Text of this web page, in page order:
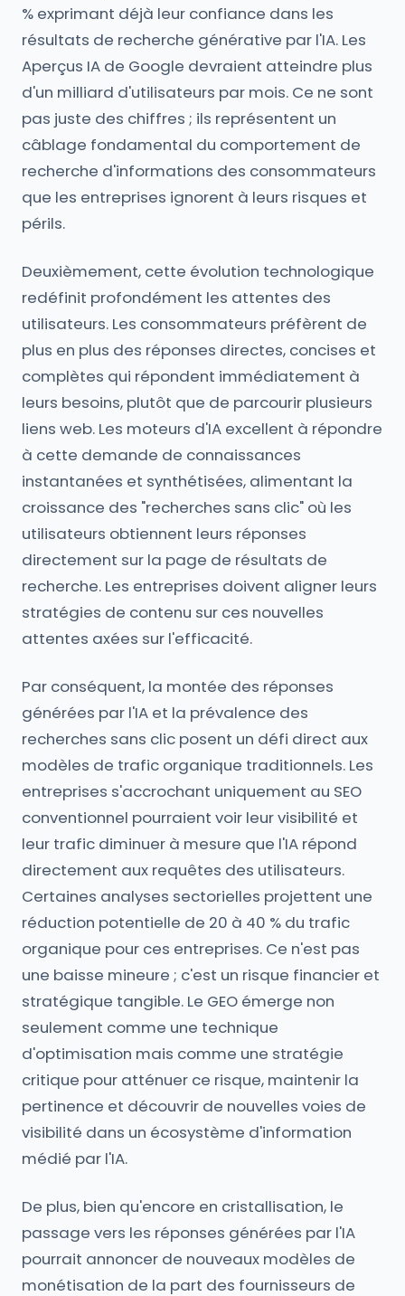
% exprimant déjà leur confiance dans les
résultats de recherche générative par l'IA. Les
Aperçus IA de Google devraient atteindre plus
d'un milliard d'utilisateurs par mois. Ce ne sont
pas juste des chiffres ; ils représentent un
câblage fondamental du comportement de
recherche d'informations des consommateurs
que les entreprises ignorent à leurs risques et
périls.
Deuxièmement, cette évolution technologique
redéfinit profondément les attentes des
utilisateurs. Les consommateurs préfèrent de
plus en plus des réponses directes, concises et
complètes qui répondent immédiatement à
leurs besoins, plutôt que de parcourir plusieurs
liens web. Les moteurs d'IA excellent à répondre
à cette demande de connaissances
instantanées et synthétisées, alimentant la
croissance des "recherches sans clic" où les
utilisateurs obtiennent leurs réponses
directement sur la page de résultats de
recherche. Les entreprises doivent aligner leurs
stratégies de contenu sur ces nouvelles
attentes axées sur l'efficacité.
Par conséquent, la montée des réponses
générées par l'IA et la prévalence des
recherches sans clic posent un défi direct aux
modèles de trafic organique traditionnels. Les
entreprises s'accrochant uniquement au SEO
conventionnel pourraient voir leur visibilité et
leur trafic diminuer à mesure que l'IA répond
directement aux requêtes des utilisateurs.
Certaines analyses sectorielles projettent une
réduction potentielle de 20 à 40 % du trafic
organique pour ces entreprises. Ce n'est pas
une baisse mineure ; c'est un risque financier et
stratégique tangible. Le GEO émerge non
seulement comme une technique
d'optimisation mais comme une stratégie
critique pour atténuer ce risque, maintenir la
pertinence et découvrir de nouvelles voies de
visibilité dans un écosystème d'information
médié par l'IA.
De plus, bien qu'encore en cristallisation, le
passage vers les réponses générées par l'IA
pourrait annoncer de nouveaux modèles de
monétisation de la part des fournisseurs de